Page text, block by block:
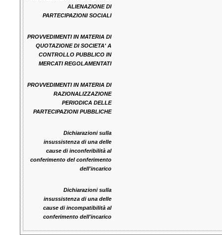
ALIENAZIONE DI
PARTECIPAZIONI SOCIALI
PROVVEDIMENTI IN MATERIA DI
QUOTAZIONE DI SOCIETA' A
CONTROLLO PUBBLICO IN
MERCATI REGOLAMENTATI
PROVVEDIMENTI IN MATERIA DI
RAZIONALIZZAZIONE
PERIODICA DELLE
PARTECIPAZIONI PUBBLICHE
Dichiarazioni sulla
insussistenza di una delle
cause di inconferibilità al
conferimento del conferimento
dell'incarico
Dichiarazioni sulla
insussistenza di una delle
cause di incompatibilità al
conferimento dell'incarico